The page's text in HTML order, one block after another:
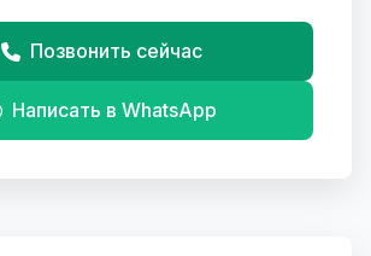
Позвонить сейчас
Написать в WhatsApp